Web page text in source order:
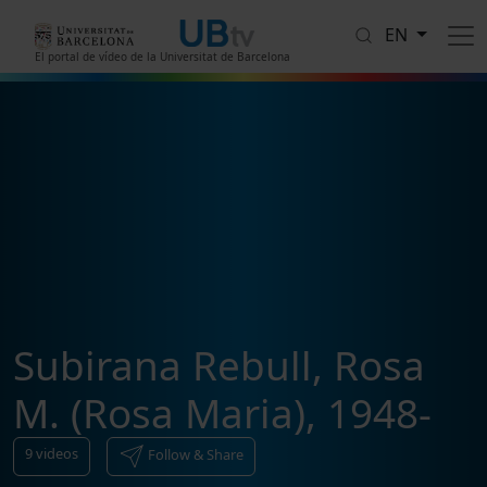
El portal de vídeo de la Universitat de Barcelona
EN
Subirana Rebull, Rosa
M. (Rosa Maria), 1948-
9videos Follow & Share